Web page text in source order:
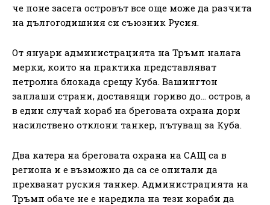
че поне засега островът все още може да разчита
на дългогодишния си съюзник Русия.
От януари администрацията на Тръмп налага
мерки, които на практика представляват
петролна блокада срещу Куба. Вашингтон
заплаши страни, доставящи гориво до… остров, а
в един случай кораб на бреговата охрана дори
насилствено отклони танкер, пътуващ за Куба.
Два катера на бреговата охрана на САЩ са в
региона и е възможно да са се опитали да
прехванат руския танкер. Администрацията на
Тръмп обаче не е наредила на тези кораби да